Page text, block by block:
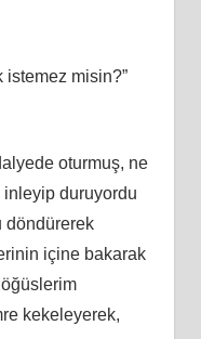
misin?”
oturmuş, ne
inleyip duruyordu
içine bakarak
kekeleyerek,